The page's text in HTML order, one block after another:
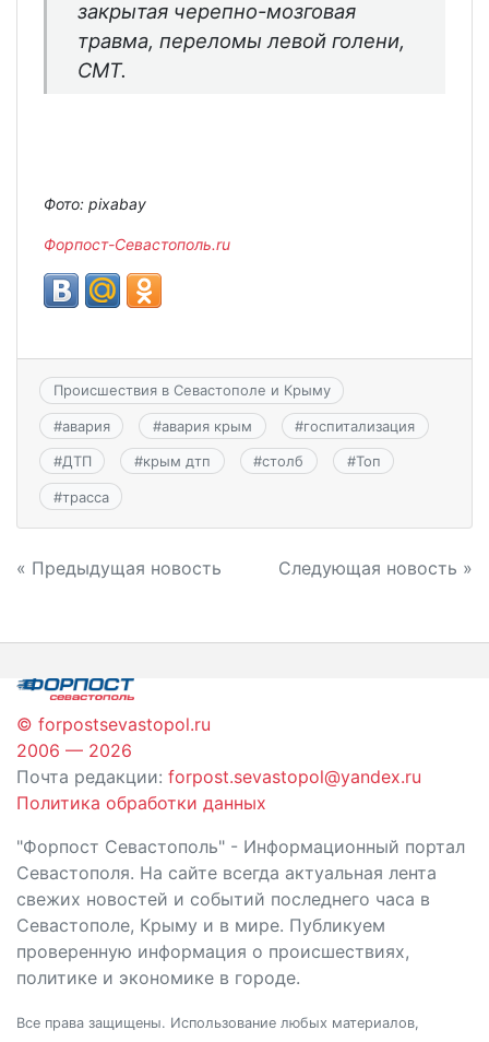
закрытая черепно-мозговая
травма, переломы левой голени,
СМТ.
Фото: pixabay
Форпост-Севастополь.ru
Происшествия в Севастополе и Крыму
#авария #авария крым #госпитализация
#ДТП #крым дтп #столб #Топ
#трасса
Навигация
записям
« Предыдущая новость Следующая новость »
© forpostsevastopol.ru
2006 — 2026
Почта редакции: forpost.sevastopol@yandex.ru
Политика обработки данных
"Форпост Севастополь" - Информационный портал
Севастополя. На сайте всегда актуальная лента
свежих новостей и событий последнего часа в
Севастополе, Крыму и в мире. Публикуем
проверенную информация о происшествиях,
политике и экономике в городе.
Все права защищены. Использование любых материалов,